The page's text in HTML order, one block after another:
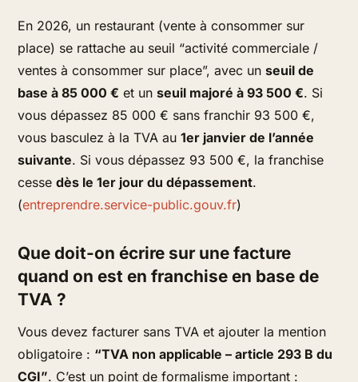
En 2026, un restaurant (vente à consommer sur
place) se rattache au seuil “activité commerciale /
ventes à consommer sur place”, avec unseuil de
base à 85 000 € et unseuil majoré à 93 500 €. Si
vous dépassez 85 000 € sans franchir 93 500 €,
vous basculez à la TVA au1er janvier de l’année
suivante. Si vous dépassez 93 500 €, la franchise
cessedès le 1er jour du dépassement.
(entreprendre.service-public.gouv.fr)
Que doit-on écrire sur une facture
quand on est en franchise en base de
TVA ?
Vous devez facturer sans TVA et ajouter la mention
obligatoire : “TVA non applicable – article 293 B du
CGI”. C’est un point de formalisme important :